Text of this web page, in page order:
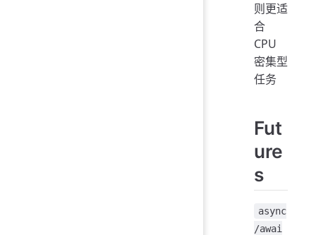
则更适
合
CPU
密集型
任务
Fut
ure
s
async
/awai